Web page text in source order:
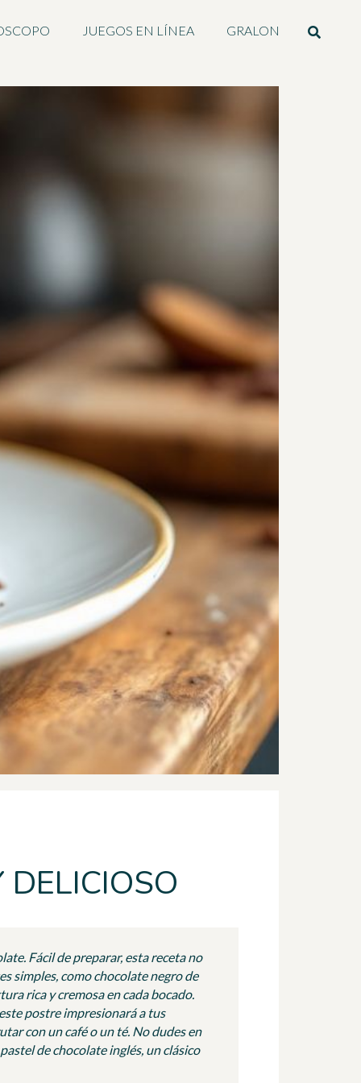
JUEGOS EN LÍNEA GRALON
DELICIOSO
Fácil de preparar, esta receta no
simples, como chocolate negro de
rica y cremosa en cada bocado.
postre impresionará a tus
con un café o un té. No dudes en
de chocolate inglés, un clásico